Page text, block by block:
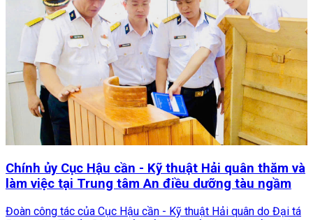
Chính ủy Cục Hậu cần - Kỹ thuật Hải quân thăm và
làm việc tại Trung tâm An điều dưỡng tàu ngầm
Đoàn công tác của Cục Hậu cần - Kỹ thuật Hải quân do Đại tá